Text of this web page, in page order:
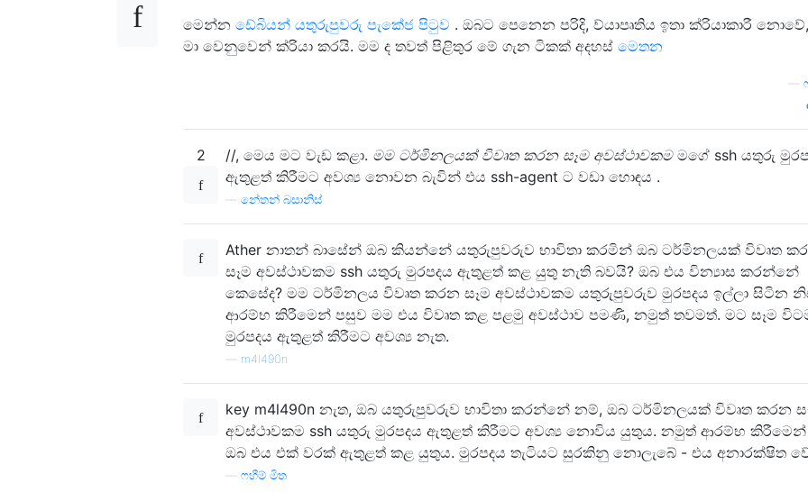
මෙන්න ඩේබියන් යතුරුපුවරු පැකේජ පිටුව . ඔබට පෙනෙන පරිදි, ව්යාපෘතිය ඉතා ක්රියාකාරී
මා වෙනුවෙන් ක්රියා කරයි. මම ද තවත් පිළිතුර මේ ගැන ටිකක් අදහස් මෙතන
2 //, මෙය මට වැඩ කළා. මම ටර්මිනලයක් විවෘත කරන සෑම අවස්ථාවකමමගේ ssh යතුරු
ඇතුළත් කිරීමට අවශ්‍ය නොවන බැවින් එය ssh-agent ට වඩා හොඳය .
නේතන් බසානිස්
Ather නාතන් බාසේන් ඔබ කියන්නේ යතුරුපුවරුව භාවිතා කරමින් ඔබ ටර්මිනලයක් විවෘත
සෑම අවස්ථාවකම ssh යතුරු මුරපදය ඇතුළත් කළ යුතු නැති බවයි? ඔබ එය වින්‍යාස කරන්නේ
කෙසේද? මම ටර්මිනලය විවෘත කරන සෑම අවස්ථාවකම යතුරුපුවරුව මුරපදය ඉල්ලා සිටින
ආරම්භ කිරීමෙන් පසුව මම එය විවෘත කළ පළමු අවස්ථාව පමණි, නමුත් තවමත්. මට සෑම
මුරපදය ඇතුළත් කිරීමට අවශ්‍ය නැත.
m4l490n
key m4l490n නැත, ඔබ යතුරුපුවරුව භාවිතා කරන්නේ නම්, ඔබ ටර්මිනලයක් විවෘත කරන
අවස්ථාවකම ssh යතුරු මුරපදය ඇතුළත් කිරීමට අවශ්‍ය නොවිය යුතුය. නමුත් ආරම්භ කිරීමෙන්
ඔබ එය එක් වරක් ඇතුළත් කළ යුතුය. මුරපදය තැටියට සුරකිනු නොලැබේ - එය අනාරක්ෂිත
ෆහීම් මිත